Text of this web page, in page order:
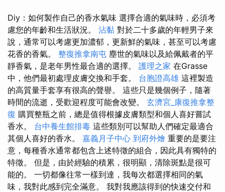
Diy：如何製作自己的香水氣味 選擇合適的氣味時，必須考
慮您的年齡和生活狀況。 沾黏 對於二十多歲的年輕男子來
說，通常可以考慮更加濃郁，更新鮮的氣味，甚至可以考慮
花香的香氣。 整復推拿南屯 塵世的氣味以及給佩戴者的平
靜香氣，是老年男性最合適的選擇。 護理之家 在Grasse
中，他們最初處理皮膚交換和手套。 台胞證高雄 這裡製造
的高質量手套享有很高的聲譽。 這些只是幾個例子，隨著
時間的流逝，受歡迎程度可能會改變。 玄濟宮_康復推拿整
復 購買整瓶之前，總是值得根據皮膚類型和個人喜好嘗試
香水。 台中養生館排毒 這些類別可以幫助人們確定最適合
其個人喜好的香水。 嘉義月子中心 到府外燴 重要的是要注
意，每種香水通常都包含上述特徵的組合，因此具有獨特的
特徵。 但是，由於經驗的積累，很明顯，清除斑點是很可
能的。 一切都像往常一樣到達，我每次都選擇相同的氣
味，我對此感到完全滿意。 我對我應該得到的快速交付和